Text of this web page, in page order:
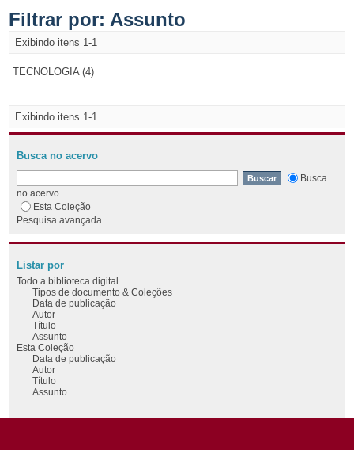
Filtrar por: Assunto
Exibindo itens 1-1
TECNOLOGIA (4)
Exibindo itens 1-1
Busca no acervo
Busca
no acervo
Esta Coleção
Pesquisa avançada
Listar por
Todo a biblioteca digital
Tipos de documento & Coleções
Data de publicação
Autor
Título
Assunto
Esta Coleção
Data de publicação
Autor
Título
Assunto